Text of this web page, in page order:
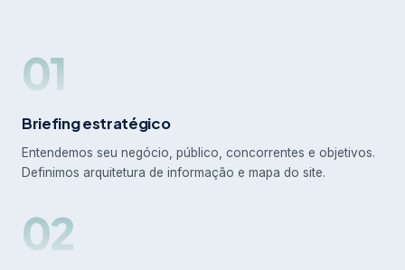
01
Briefing estratégico
Entendemos seu negócio, público, concorrentes e objetivos.
Definimos arquitetura de informação e mapa do site.
02